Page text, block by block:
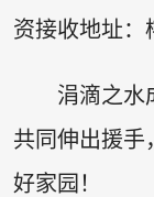
资接收地址：
涓滴之水
共同伸出援手
好家园！